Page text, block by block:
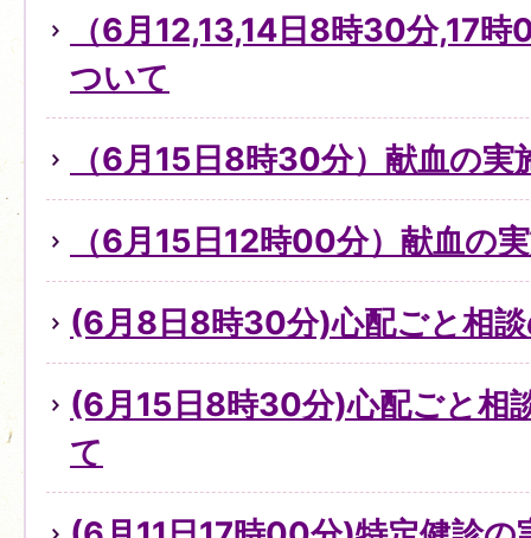
（6月12,13,14日8時30分,17
ついて
（6月15日8時30分）献血の実
（6月15日12時00分）献血の
(6月8日8時30分)心配ごと相
(6月15日8時30分)心配ごと相
て